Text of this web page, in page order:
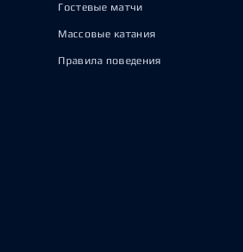
Гостевые матчи
Массовые катания
Правила поведения